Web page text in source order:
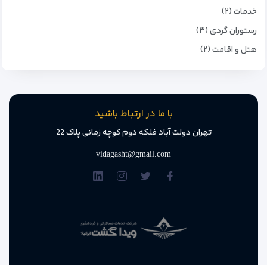
خدمات (۲)
رستوران گردی (۳)
هتل و اقامت (۲)
با ما در ارتباط باشید
تهران دولت آباد فلکه دوم کوچه زمانی پلاک 22
vidagasht@gmail.com